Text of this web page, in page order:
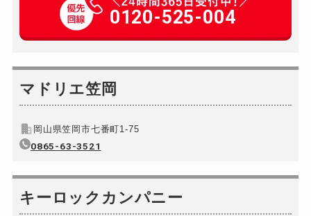
玄関カギ交換 16,500円～(税込)
車カギ開け 13,200円～(税込)
バイクカギ作成
スーツケースカギ開け
スーツケースカギ作成
金庫カギ修理
金庫カギ交換
0120-525-004
マドリエ笠岡
岡山県笠岡市七番町1-75
0865-63-3521
キーロックカンパニー